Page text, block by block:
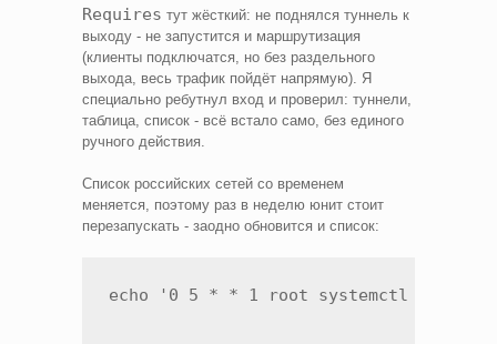
Requires тут жёсткий: не поднялся туннель к
выходу - не запустится и маршрутизация
(клиенты подключатся, но без раздельного
выхода, весь трафик пойдёт напрямую). Я
специально ребутнул вход и проверил: туннели,
таблица, список - всё встало само, без единого
ручного действия.
Список российских сетей со временем
меняется, поэтому раз в неделю юнит стоит
перезапускать - заодно обновится и список: